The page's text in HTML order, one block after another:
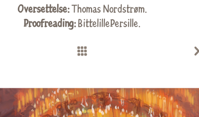
Oversettelse:Thomas Nordstrøm.
Proofreading:BittelillePersille.